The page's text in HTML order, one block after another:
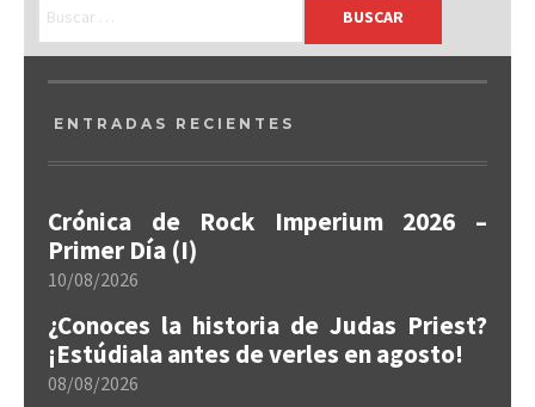
ENTRADAS RECIENTES
Crónica de Rock Imperium 2026 –
Primer Día (I)
10/08/2026
¿Conoces la historia de Judas Priest?
¡Estúdiala antes de verles en agosto!
08/08/2026